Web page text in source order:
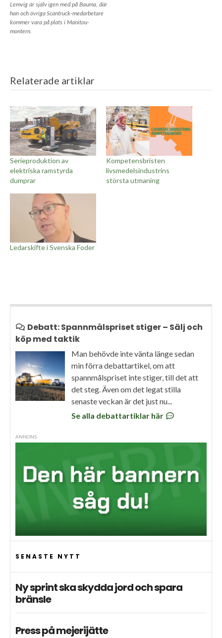
Lemvig är själv igen med på Bauma, där
han och övriga Scantruck-medarbetare
kommer vara på plats i Manitou-
montern.
Relaterade artiklar
Serieproduktion av
elektriska ramstyrda
dumprar
Kompetensbristen
livsmedelsindustrins
största utmaning
Ledarskifte i Svenska Foder
Debatt: Spannmålspriset stiger – Sälj och
köp med taktik
Man behövde inte vänta länge sedan
min förra debattartikel, om att
spannmålspriset inte stiger, till det att
det steg. Även om det legat stilla
senaste veckan är det just nu...
Se alla debattartiklar här
ANNONS
SENASTE NYTT
Ny sprint ska skydda jord och spara
bränsle
Press på mejerijätte